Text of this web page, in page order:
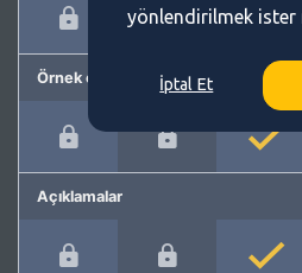
Örnek cümleler
Açıklamalar
yönlendirilmek ister
İptal Et